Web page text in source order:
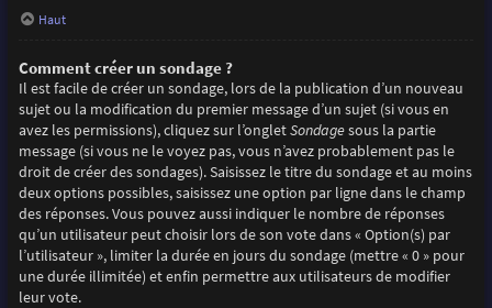
Haut
Comment créer un sondage ?
Il est facile de créer un sondage, lors de la publication d’un nouveau
sujet ou la modification du premier message d’un sujet (si vous en
avez les permissions), cliquez sur l’ongletSondagesous la partie
message (si vous ne le voyez pas, vous n’avez probablement pas le
droit de créer des sondages). Saisissez le titre du sondage et au moins
deux options possibles, saisissez une option par ligne dans le champ
des réponses. Vous pouvez aussi indiquer le nombre de réponses
qu’un utilisateur peut choisir lors de son vote dans « Option(s) par
l’utilisateur », limiter la durée en jours du sondage (mettre « 0 » pour
une durée illimitée) et enfin permettre aux utilisateurs de modifier
leur vote.